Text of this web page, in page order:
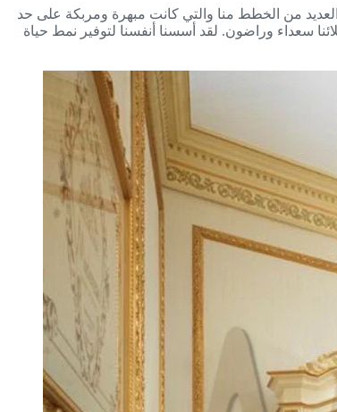
من الخطط منا والتي كانت مبهرة ومربكة على حد
سعداء وراضون. لقد أسسنا أنفسنا لتوفير نمط حياة